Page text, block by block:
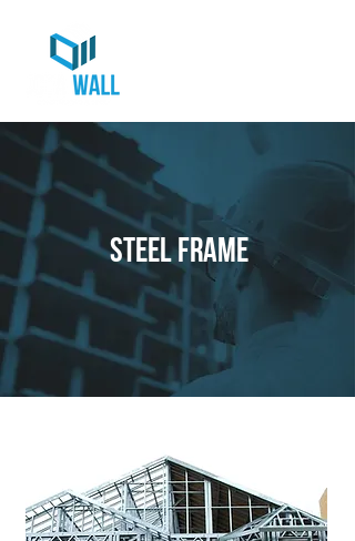
steel frame